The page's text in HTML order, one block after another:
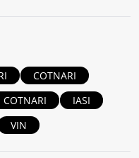
COTNARI
COTNARI
IASI
VIN